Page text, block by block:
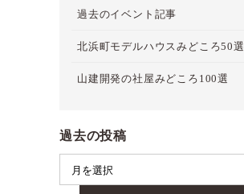
過去のイベント記事
北浜町モデルハウスみどころ50選
山建開発の社屋みどころ100選
過去の投稿